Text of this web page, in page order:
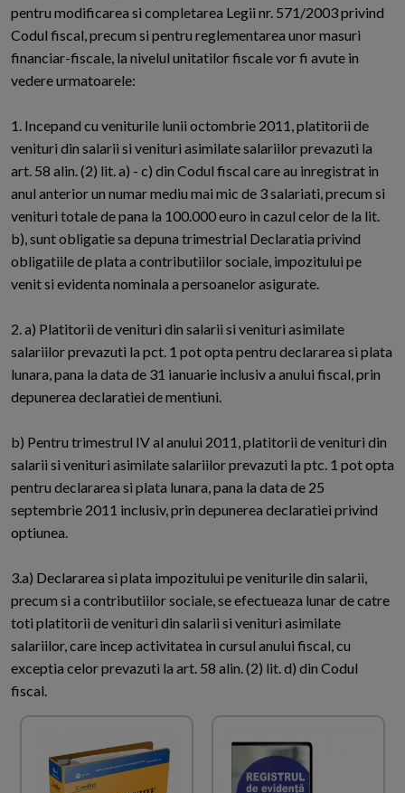
pentru modificarea si completarea Legii nr. 571/2003 privind
Codul fiscal, precum si pentru reglementarea unor masuri
financiar-fiscale, la nivelul unitatilor fiscale vor fi avute in
vedere urmatoarele:
1. Incepand cu veniturile lunii octombrie 2011, platitorii de
venituri din salarii si venituri asimilate salariilor prevazuti la
art. 58 alin. (2) lit. a) - c) din Codul fiscal care au inregistrat in
anul anterior un numar mediu mai mic de 3 salariati, precum si
venituri totale de pana la 100.000 euro in cazul celor de la lit.
b), sunt obligatie sa depuna trimestrial Declaratia privind
obligatiile de plata a contributiilor sociale, impozitului pe
venit si evidenta nominala a persoanelor asigurate.
2. a) Platitorii de venituri din salarii si venituri asimilate
salariilor prevazuti la pct. 1 pot opta pentru declararea si plata
lunara, pana la data de 31 ianuarie inclusiv a anului fiscal, prin
depunerea declaratiei de mentiuni.
b) Pentru trimestrul IV al anului 2011, platitorii de venituri din
salarii si venituri asimilate salariilor prevazuti la ptc. 1 pot opta
pentru declararea si plata lunara, pana la data de 25
septembrie 2011 inclusiv, prin depunerea declaratiei privind
optiunea.
3.a) Declararea si plata impozitului pe veniturile din salarii,
precum si a contributiilor sociale, se efectueaza lunar de catre
toti platitorii de venituri din salarii si venituri asimilate
salariilor, care incep activitatea in cursul anului fiscal, cu
exceptia celor prevazuti la art. 58 alin. (2) lit. d) din Codul
fiscal.